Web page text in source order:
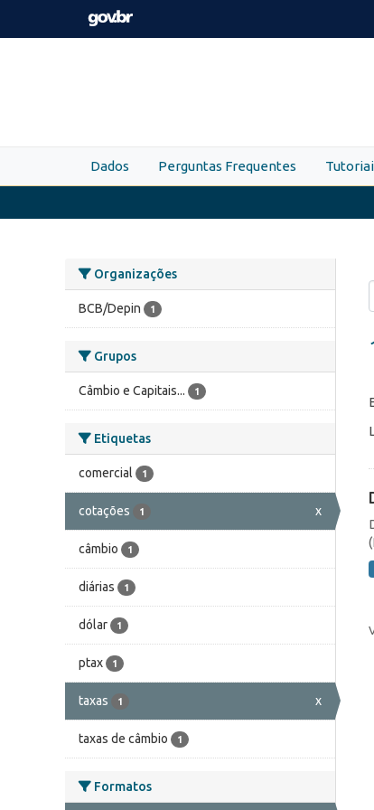
Skip to main content
Dados Perguntas Frequentes
Organizações
BCB/Depin 1
Grupos
Câmbio e Capitais... 1
Etiquetas
comercial 1
cotações 1 x
câmbio 1
diárias 1
dólar 1
ptax 1
taxas 1 x
taxas de câmbio 1
Formatos